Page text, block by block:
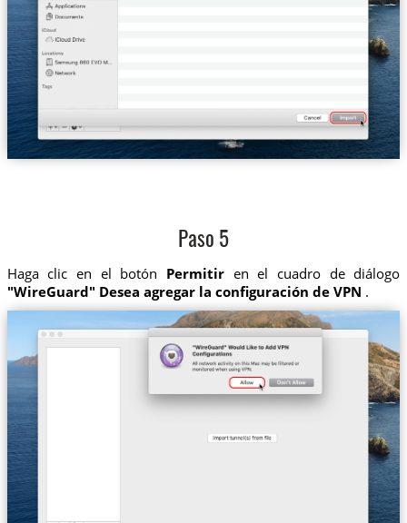
Paso 5
Haga clic en el botón Permitir en el cuadro de diálogo
"WireGuard" Desea agregar la configuración de VPN .